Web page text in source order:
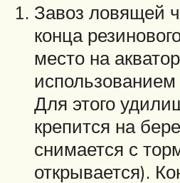
Завоз ловящей
конца
место на
использованием
Для этого
крепится на
снимается с
открывается).